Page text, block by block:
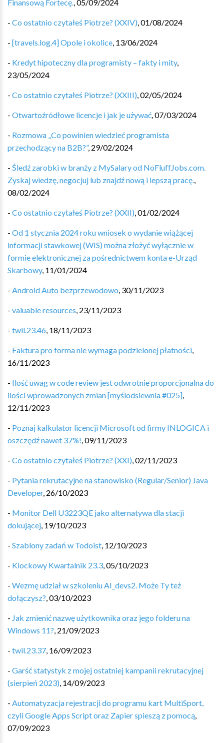
Finansową Fortecę.,05/09/2024
- Co ostatnio czytałeś Piotrze? (XXIV),01/08/2024
- [travels.log.4] Opole i okolice, 13/06/2024
- Kredyt hipoteczny dla programisty – fakty i mity,
23/05/2024
- Co ostatnio czytałeś Piotrze? (XXIII),02/05/2024
- Otwartoźródłowe licencje i jak je używać,07/03/2024
- Rozmowa „Co powinien wiedzieć programista
przechodzący na B2B?”, 29/02/2024
- Śledź zarobki w branży z MySalary od NoFluffJobs.com.
Zyskaj wiedzę, negocjuj lub znajdź nową i lepszą pracę.,
08/02/2024
- Co ostatnio czytałeś Piotrze? (XXII),01/02/2024
- Od 1 stycznia 2024 roku wniosek o wydanie wiążącej
informacji stawkowej (WIS) można złożyć wyłącznie w
formie elektronicznej za pośrednictwem konta e-Urząd
Skarbowy, 11/01/2024
- Android Auto bezprzewodowo, 30/11/2023
- valuable resources, 23/11/2023
- twil.23.46, 18/11/2023
- Faktura pro forma nie wymaga podzielonej płatności,
16/11/2023
- Ilość uwag w code review jest odwrotnie proporcjonalna do
ilości wprowadzonych zmian [myślodsiewnia #025],
12/11/2023
- Poznaj kalkulator licencji Microsoft od firmy INLOGICA i
oszczędź nawet 37%!,09/11/2023
- Co ostatnio czytałeś Piotrze? (XXI),02/11/2023
- Pytania rekrutacyjne na stanowisko (Regular/Senior) Java
Developer, 26/10/2023
- Monitor Dell U3223QE jako alternatywa dla stacji
dokującej, 19/10/2023
- Szablony zadań w Todoist, 12/10/2023
- Klockowy Kwartalnik 23.3,05/10/2023
- Wezmę udział w szkoleniu AI_devs2. Może Ty też
dołączysz?,03/10/2023
- Jak zmienić nazwę użytkownika oraz jego folderu na
Windows 11?, 21/09/2023
- twil.23.37, 16/09/2023
- Garść statystyk z mojej ostatniej kampanii rekrutacyjnej
(sierpień 2023), 14/09/2023
- Automatyzacja rejestracji do programu kart MultiSport,
czyli Google Apps Script oraz Zapier spieszą z pomocą,
07/09/2023